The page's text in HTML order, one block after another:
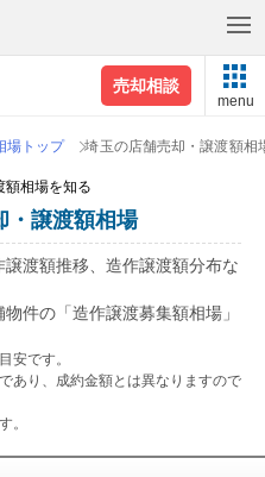
売却相談
menu
場トップ 埼玉の店舗売却・譲渡額相
額相場を知る
・譲渡額相場
渡額推移、造作譲渡額分布な
件の「造作譲渡募集額相場」
安です。
あり、成約金額とは異なりますので
。